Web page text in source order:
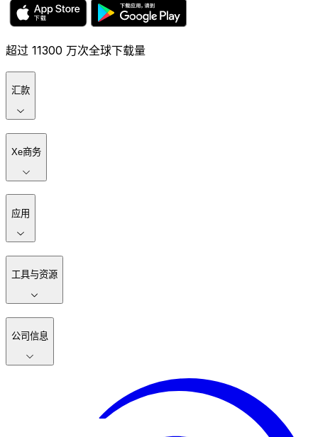
超过 11300 万次全球下载量
汇款
Xe商务
应用
工具与资源
公司信息